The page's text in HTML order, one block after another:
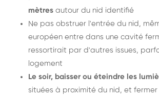
mètres autour du nid identifié
Ne pas obstruer l'entrée du nid,
européen entre dans une cavité
ressortirait par d'autres issues,
logement
Le soir, baisser ou éteindre les
situées à proximité du nid, et fermer